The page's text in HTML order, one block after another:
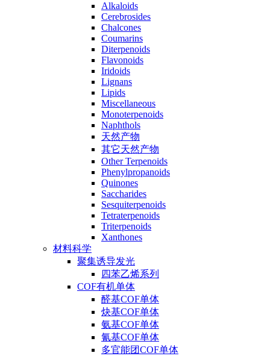
Alkaloids
Cerebrosides
Chalcones
Coumarins
Diterpenoids
Flavonoids
Iridoids
Lignans
Lipids
Miscellaneous
Monoterpenoids
Naphthols
天然产物
其它天然产物
Other Terpenoids
Phenylpropanoids
Quinones
Saccharides
Sesquiterpenoids
Tetraterpenoids
Triterpenoids
Xanthones
材料科学
聚集诱导发光
四苯乙烯系列
COF有机单体
醛基COF单体
炔基COF单体
氨基COF单体
氰基COF单体
多官能团COF单体